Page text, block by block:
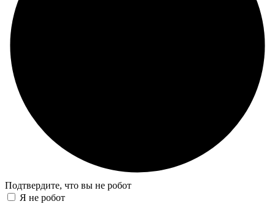
Подтвердите, что вы не робот
Я не робот